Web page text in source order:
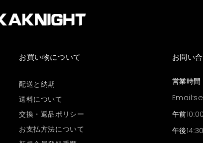
お買い物について
配送と納期
送料について
交換・返品ポリシー
お支払方法について
お問い
営業時
Email:
午前
午後